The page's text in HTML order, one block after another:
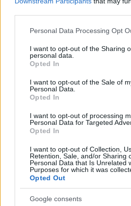
Please note that this website/app
not limited to your visit or usage
grant or deny consent to Google and
use your data for below specified
consent section.
Personal Data Processing Opt
I want to opt-out of the Sharing
personal data.
Opted In
I want to opt-out of the Sale of
Personal Data.
Opted In
I want to opt-out of processing
Personal Data for Targeted
Opted In
I want to opt-out of Collection,
Retention, Sale, and/or Sharing
Personal Data that Is Unrelated
Purposes for which it was
Opted Out
Google consents
A bejegyzés megtekintése
A különlegesség egész baráti
(átszámítva 27 ezer forint)